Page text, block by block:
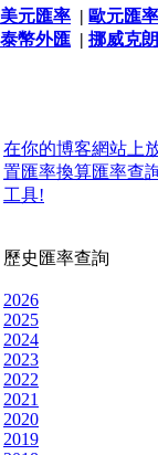
美元匯率 | 歐元匯率
泰幣外匯 | 挪威克朗
在你的博客網站上
置匯率換算匯率查
工具!
歷史匯率查詢
2026
2025
2024
2023
2022
2021
2020
2019